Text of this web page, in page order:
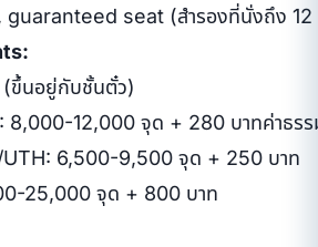
guaranteed seat (สำรองที่นั่งถึง
(ขึ้นอยู่กับชั้นตั๋ว)
12,000 จุด + 280 บาทค่าธรร
6,500-9,500 จุด + 250 บาท
25,000 จุด + 800 บาท